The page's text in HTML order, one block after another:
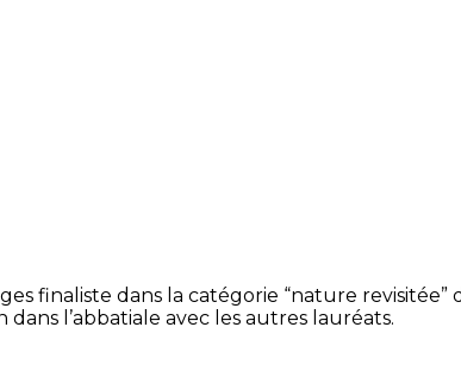
finaliste dans la catégorie “nature
dans l’abbatiale avec les autres lauréats.